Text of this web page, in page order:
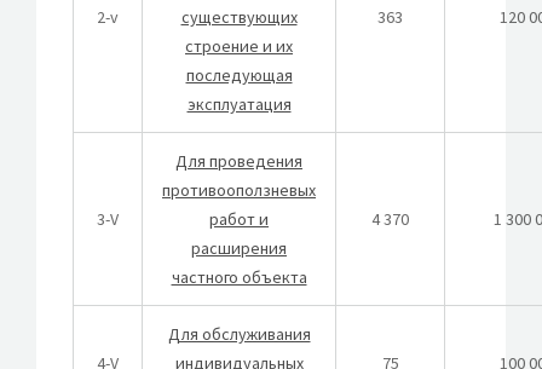
2-v
существующих
строение и их
последующая
эксплуатация
363 120
3-V
Для проведения
противооползневых
работ и
расширения
частного объекта
4 370 1 300
4-V
Для обслуживания
индивидуальных
75 100